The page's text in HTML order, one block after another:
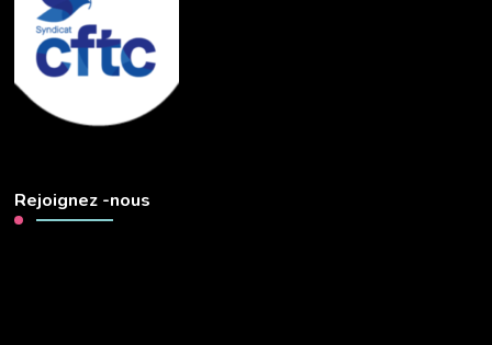
Rejoignez -nous